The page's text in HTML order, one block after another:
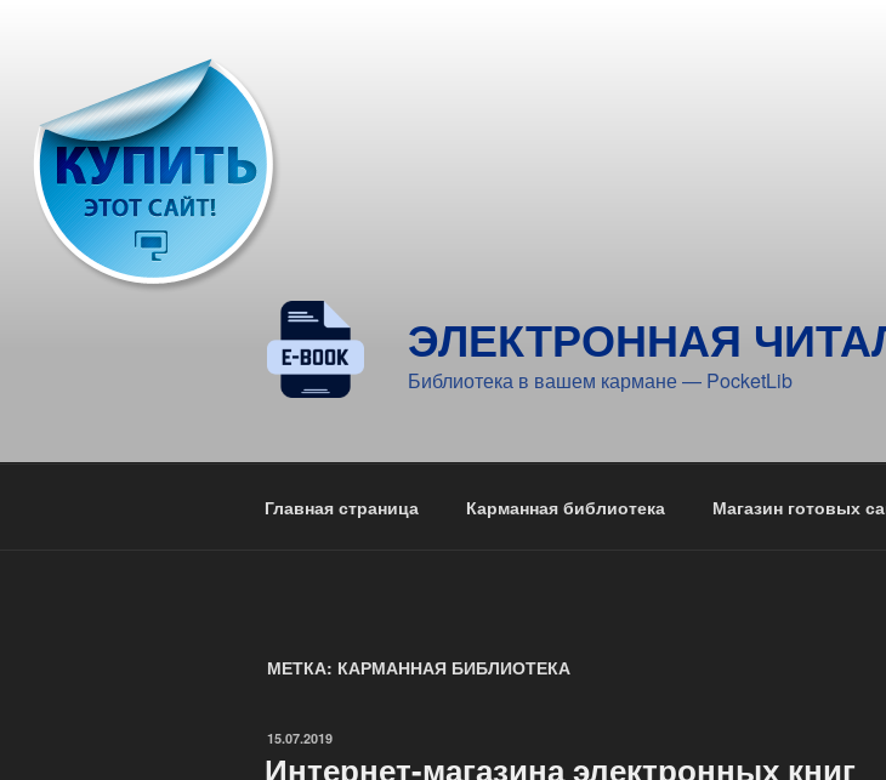
ЭЛЕКТРОННАЯ
Библиотека в вашем кармане — PocketLib
Главная страница Карманная библиотека Магазин готовых
МЕТКА: КАРМАННАЯ БИБЛИОТЕКА
ОПУБЛИКОВАНО
15.07.2019
Интернет-магазина электронных книг